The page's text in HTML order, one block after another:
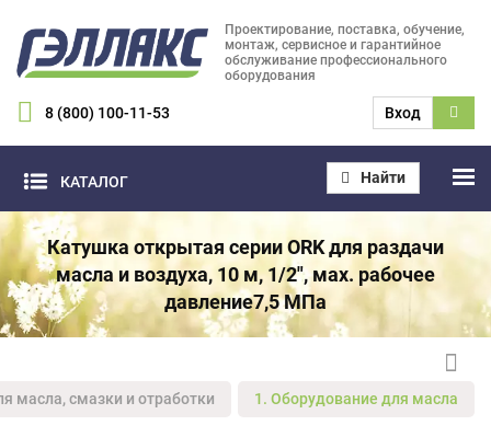
Проектирование, поставка, обучение,
монтаж, сервисное и гарантийное
обслуживание профессионального
оборудования
8 (800) 100-11-53 Вход
КАТАЛОГ Найти
Катушка открытая серии ORK для раздачи
масла и воздуха, 10 м, 1/2", мах. рабочее
давление7,5 МПа
масла, смазки и отработки 1. Оборудование для масла